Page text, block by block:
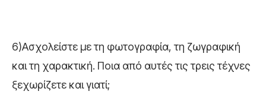
6)Ασχολείστε με τη φωτογραφία, τη ζωγραφική
και τη χαρακτική. Ποια από αυτές τις τρεις τέχνες
ξεχωρίζετε και γιατί;